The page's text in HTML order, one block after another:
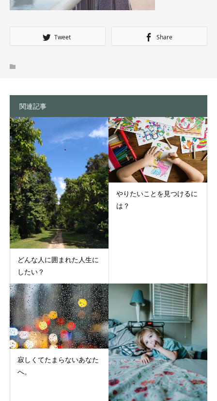
Tweet Share
関連記事
どんな人に囲まれた人生に
したい？
やりたいことを見つけるに
は？
寂しくてたまらないあなた
へ。